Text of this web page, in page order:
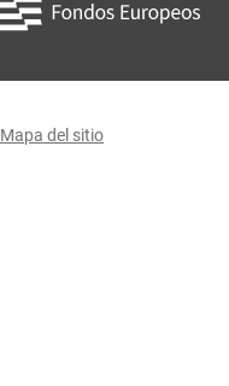
Mapa del sitio